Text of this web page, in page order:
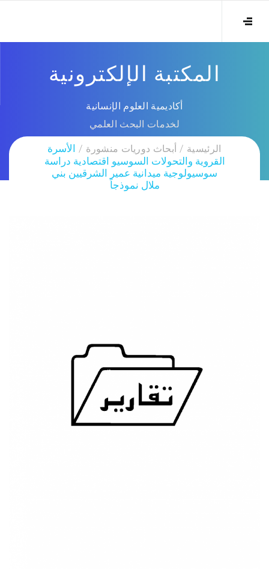
المكتبة الإلكترونية
أكاديمية العلوم الإنسانية
لخدمات البحث العلمي
الرئيسية أبحاث دوريات منشورة
الأسرة
القروية والتحولات السوسيو اقتصادية دراسة
سوسيولوجية ميدانية عمير الشرقيين بني
ملال نموذجاً